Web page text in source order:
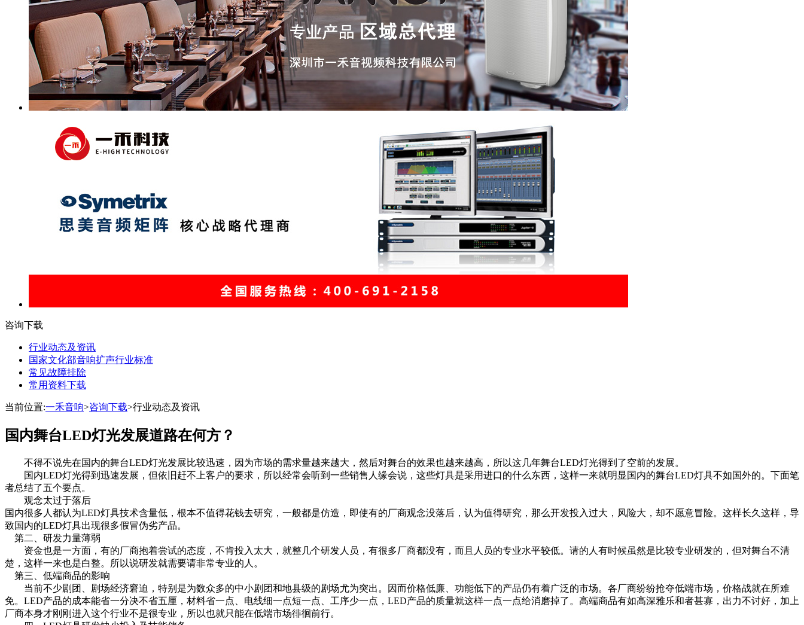
咨询下载
行业动态及资讯
国家文化部音响扩声行业标准
常见故障排除
常用资料下载
当前位置:一禾音响>咨询下载>行业动态及资讯
国内舞台LED灯光发展道路在何方？
不得不说先在国内的舞台LED灯光发展比较迅速，因为市场的需求量越来越大，然后对舞台的效果也越来越高，所以这几年舞台LED灯光得到了空前的发展。
国内LED灯光得到迅速发展，但依旧赶不上客户的要求，所以经常会听到一些销售人缘会说，这些灯具是采用进口的什么东西，这样一来就明显国内的舞台LED灯具不如国外的。下面笔
者总结了五个要点。
观念太过于落后
国内很多人都认为LED灯具技术含量低，根本不值得花钱去研究，一般都是仿造，即使有的厂商观念没落后，认为值得研究，那么开发投入过大，风险大，却不愿意冒险。这样长久这样，导
致国内的LED灯具出现很多假冒伪劣产品。
第二、研发力量薄弱
资金也是一方面，有的厂商抱着尝试的态度，不肯投入太大，就整几个研发人员，有很多厂商都没有，而且人员的专业水平较低。请的人有时候虽然是比较专业研发的，但对舞台不清
楚，这样一来也是白整。所以说研发就需要请非常专业的人。
第三、低端商品的影响
当前不少剧团、剧场经济窘迫，特别是为数众多的中小剧团和地县级的剧场尤为突出。因而价格低廉、功能低下的产品仍有着广泛的市场。各厂商纷纷抢夺低端市场，价格战就在所难
免。LED产品的成本能省一分决不省五厘，材料省一点、电线细一点短一点、工序少一点，LED产品的质量就这样一点一点给消磨掉了。高端商品有如高深雅乐和者甚寡，出力不讨好，加上
厂商本身才刚刚进入这个行业不是很专业，所以也就只能在低端市场徘徊前行。